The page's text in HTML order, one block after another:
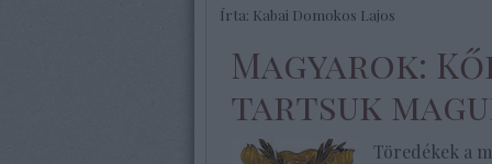
Írta: Kabai Domokos Lajos
Magyarok:
tartsuk
Töredékek a